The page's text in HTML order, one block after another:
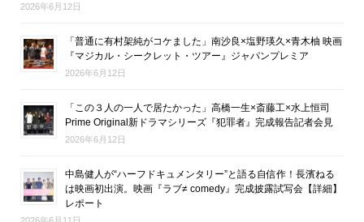
2026年6月12日
「普通に有村架純がコケました」南沙良×塩野瑛久×青木柚 映画
『マジカル・シークレット・ツアー』ジャパンプレミア
2026年6月12日
「この３人の一人で居たかった」高橋一生×斎藤工×水上恒司
Prime Original新ドラマシリーズ『犯罪者』完成報告記者会見
2026年6月12日
中島健人が“ハーフドキュメンタリー”と語る自信作！長濱ねる
は映画初出演。映画『ラブ≠ comedy』完成披露試写会【詳細】
レポート
2026年6月11日